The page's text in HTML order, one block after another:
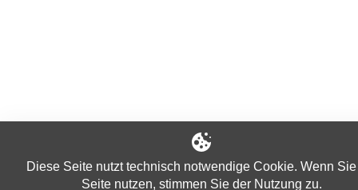
Diese Seite nutzt technisch notwendige Cookie. Wenn
Seite nutzen, stimmen Sie der Nutzung zu.